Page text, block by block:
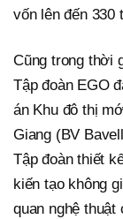
vốn lên đến 330
Cũng trong thời
Tập đoàn EGO
án Khu đô thị
Giang (BV
Tập đoàn thiết
kiến tạo không
quan nghệ thuật